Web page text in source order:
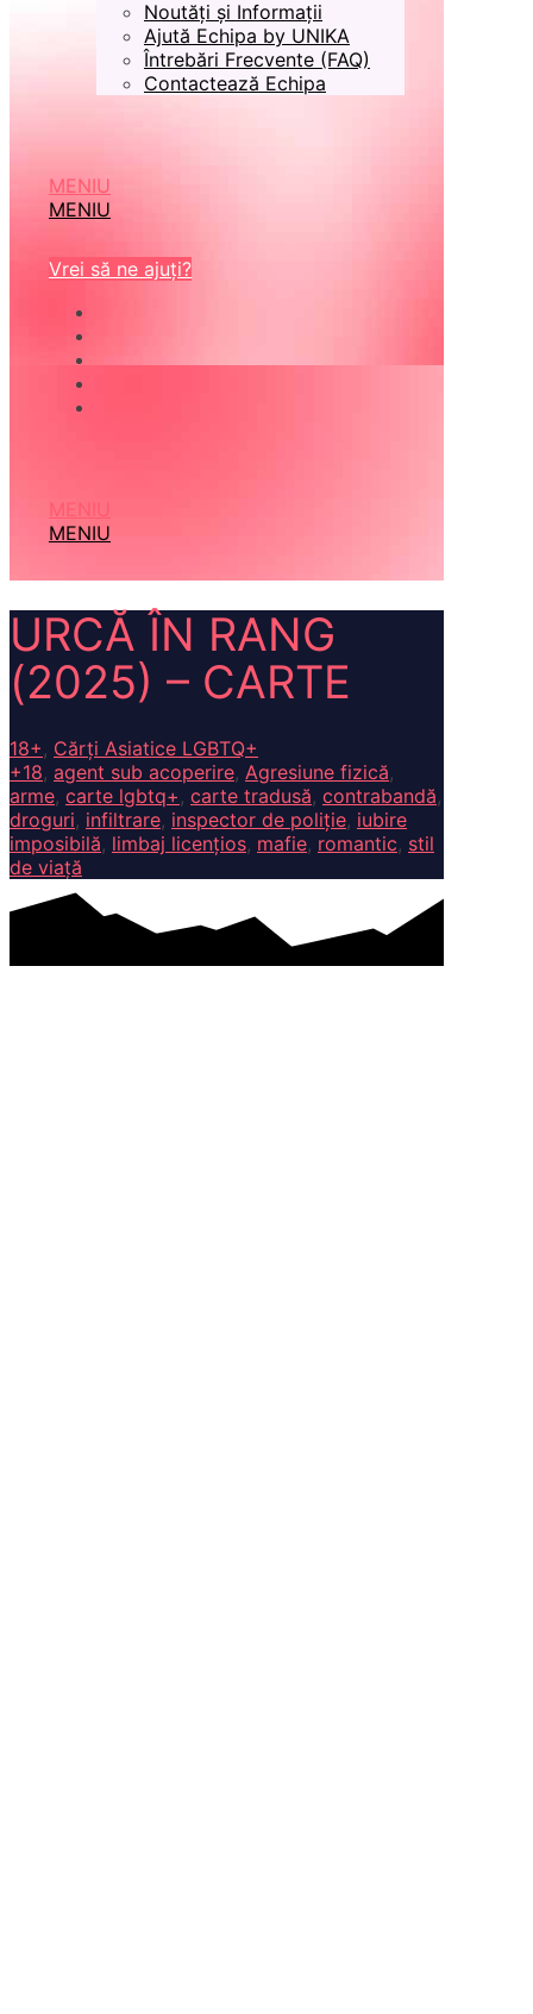
Noutăți și Informații
Ajută Echipa by UNIKA
Întrebări Frecvente (FAQ)
Contactează Echipa
MENIU
MENIU
Vrei să ne ajuți?
MENIU
MENIU
URCĂ ÎN RANG
(2025) – CARTE
18+ , Cărți Asiatice LGBTQ+
+18, agent sub acoperire, Agresiune fizică,
arme, carte lgbtq+ , carte tradusă, contrabandă,
droguri, infiltrare, inspector de poliție, iubire
imposibilă, limbaj licențios, mafie, romantic, stil
de viață